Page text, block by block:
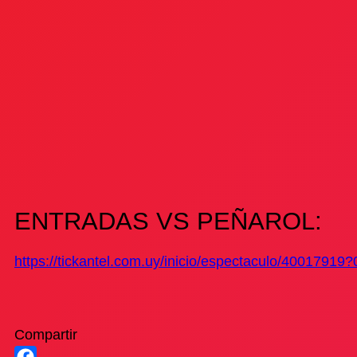
ENTRADAS VS PEÑAROL:
https://tickantel.com.uy/inicio/espectaculo/
Compartir